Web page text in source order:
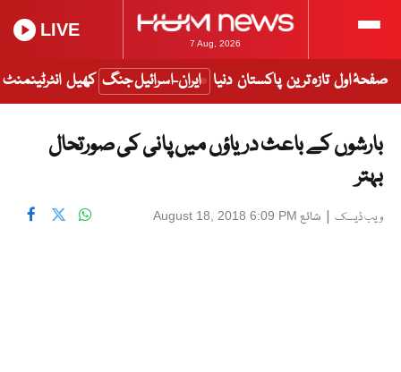
7 Aug, 2026
LIVE
صفحۂ اول تازہ ترین پاکستان دنیا ایران-اسرائیل جنگ کھیل انٹرٹینمنٹ
بارشوں کے باعث دریاؤں میں پانی کی صورتحال
بہتر
ویب ڈیسک | شائع August 18, 2018 6:09 PM